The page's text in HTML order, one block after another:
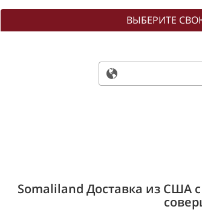
ВЫБЕРИТЕ
Somaliland Доставка из США